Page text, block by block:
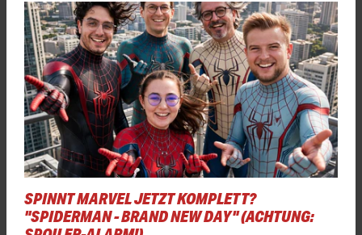
SPINNT MARVEL JETZT KOMPLETT?
"SPIDERMAN - BRAND NEW DAY" (ACHTUNG: